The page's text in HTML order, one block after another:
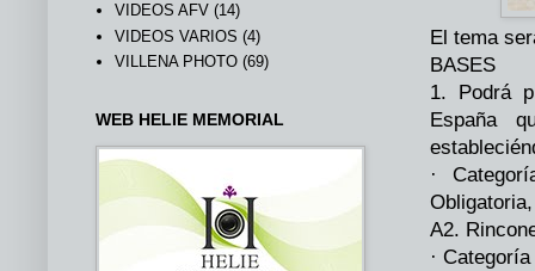
El tema
BASES
1. Podrá
España
·
A2.
·
VIDEOS AFV (14)
VIDEOS VARIOS (4)
VILLENA PHOTO (69)
WEB HELIE MEMORIAL